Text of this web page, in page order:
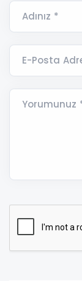
Adınız *
E-Posta
Yorumunuz